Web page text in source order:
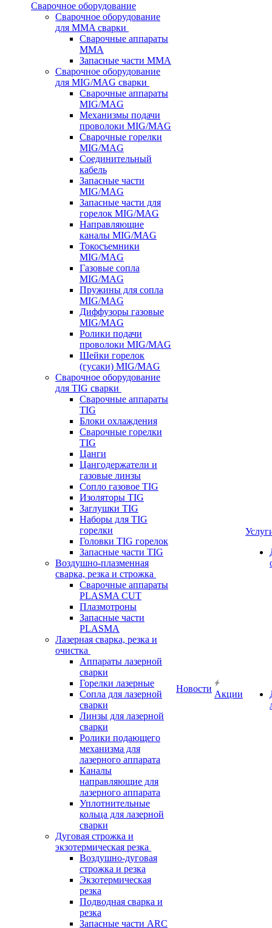
Сварочное оборудование
Сварочное оборудование
для MMA сварки
Сварочные аппараты
MMA
Запасные части MMA
Сварочное оборудование
для MIG/MAG сварки
Сварочные аппараты
MIG/MAG
Механизмы подачи
проволоки MIG/MAG
Сварочные горелки
MIG/MAG
Соединительный
кабель
Запасные части
MIG/MAG
Запасные части для
горелок MIG/MAG
Направляющие
каналы MIG/MAG
Токосъемники
MIG/MAG
Газовые сопла
MIG/MAG
Пружины для сопла
MIG/MAG
Диффузоры газовые
MIG/MAG
Ролики подачи
проволоки MIG/MAG
Шейки горелок
(гусаки) MIG/MAG
Сварочное оборудование
для TIG сварки
Сварочные аппараты
TIG
Блоки охлаждения
Сварочные горелки
TIG
Цанги
Цангодержатели и
газовые линзы
Сопло газовое TIG
Изоляторы TIG
Заглушки TIG
Наборы для TIG
горелки
Головки TIG горелок
Запасные части TIG
Воздушно-плазменная
сварка, резка и строжка
Сварочные аппараты
PLASMA CUT
Плазмотроны
Запасные части
PLASMA
Лазерная сварка, резка и
очистка
Аппараты лазерной
сварки
Горелки лазерные
Сопла для лазерной
сварки
Линзы для лазерной
сварки
Ролики подающего
механизма для
лазерного аппарата
Каналы
направляющие для
лазерного аппарата
Уплотнительные
кольца для лазерной
сварки
Дуговая строжка и
экзотермическая резка
Воздушно-дуговая
строжка и резка
Экзотермическая
резка
Подводная сварка и
резка
Запасные части ARC
Новости
Акции